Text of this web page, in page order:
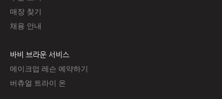
매장 찾기
채용 안내
바비 브라운 서비스
메이크업 레슨 예약하기
버츄얼 트라이 온